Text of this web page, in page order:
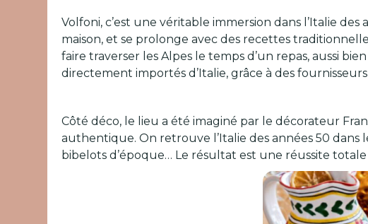
Volfoni, c’est une véritable immersion dans l’Italie
maison, et se prolonge avec des recettes
faire traverser les Alpes le temps d’un repas, aussi
directement importés d’Italie, grâce à des
Côté déco, le lieu a été imaginé par le décorateur
authentique. On retrouve l’Italie des années 50 dans
bibelots d’époque… Le résultat est une réussite